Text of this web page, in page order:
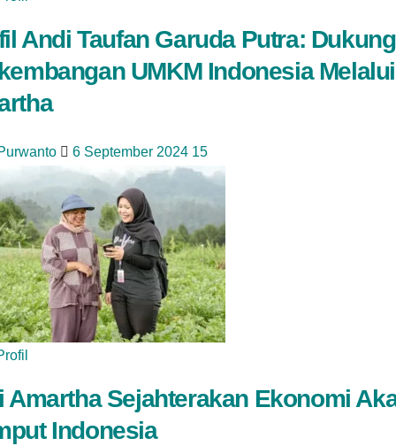
Andi Taufan Garuda Putra: Dukung
UMKM Indonesia Melalui
6 September 2024 15
Amartha Sejahterakan Ekonomi
Indonesia